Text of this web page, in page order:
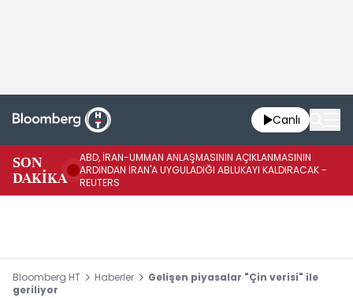
Canlı
SON
DAKİKA
ABD, İRAN-UMMAN ANLAŞMASININ AÇIKLANMASININ
ARDINDAN İRAN'A UYGULADIĞI ABLUKAYI KALDIRACAK -
REUTERS
Bloomberg HT Haberler
Gelişen piyasalar "Çin verisi" ile
geriliyor